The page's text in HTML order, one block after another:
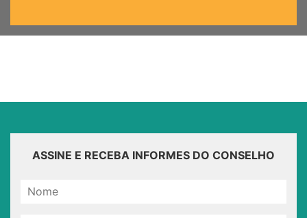
ASSINE E RECEBA INFORMES DO CONSELHO